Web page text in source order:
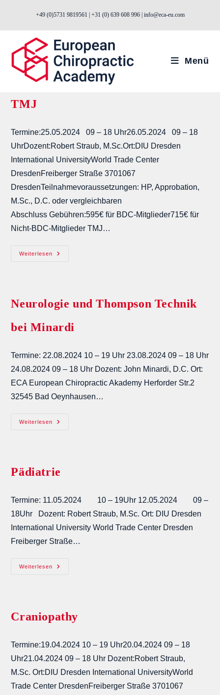
springen
+49 (0)5731 9819561 | +31 (0) 639 608 996 | info@eca-eu.com
Menü
TMJ
Termine:25.05.2024 09 – 18 Uhr26.05.2024 09 – 18
UhrDozent:Robert Straub, M.Sc.Ort:DIU Dresden
International UniversityWorld Trade Center
DresdenFreiberger Straße 3701067
DresdenTeilnahmevoraussetzungen: HP, Approbation,
M.Sc., D.C. oder vergleichbaren
Abschluss Gebühren:595€ für BDC-Mitglieder715€ für
Nicht-BDC-Mitglieder TMJ…
Weiterlesen TMJ
Neurologie und Thompson Technik
bei Minardi
Termine: 22.08.2024 10 – 19 Uhr 23.08.2024 09 – 18 Uhr
24.08.2024 09 – 18 Uhr Dozent: John Minardi, D.C. Ort:
ECA European Chiropractic Akademy Herforder Str.2
32545 Bad Oeynhausen…
Weiterlesen
Neurologie
Pädiatrie
Termine: 11.05.2024 10 – 19Uhr 12.05.2024 09 –
18Uhr Dozent: Robert Straub, M.Sc. Ort: DIU Dresden
International University World Trade Center Dresden
Freiberger Straße…
Weiterlesen Pädiatrie
Craniopathy
Termine:19.04.2024 10 – 19 Uhr20.04.2024 09 – 18
Uhr21.04.2024 09 – 18 Uhr Dozent:Robert Straub,
M.Sc. Ort:DIU Dresden International UniversityWorld
Trade Center DresdenFreiberger Straße 3701067